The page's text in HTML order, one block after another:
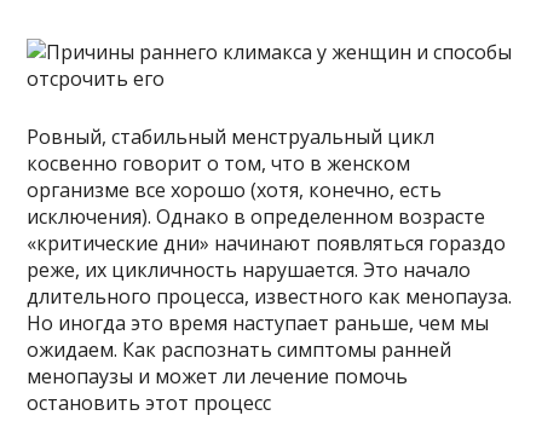
Ровный, стабильный менструальный цикл
косвенно говорит о том, что в женском
организме все хорошо (хотя, конечно, есть
исключения). Однако в определенном возрасте
«критические дни» начинают появляться гораздо
реже, их цикличность нарушается. Это начало
длительного процесса, известного как менопауза.
Но иногда это время наступает раньше, чем мы
ожидаем. Как распознать симптомы ранней
менопаузы и может ли лечение помочь
остановить этот процесс